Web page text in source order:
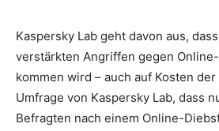
Kaspersky Lab geht davon aus,
verstärkten Angriffen gegen
kommen wird – auch auf Kosten
Umfrage von Kaspersky Lab, dass
Befragten nach einem Online-